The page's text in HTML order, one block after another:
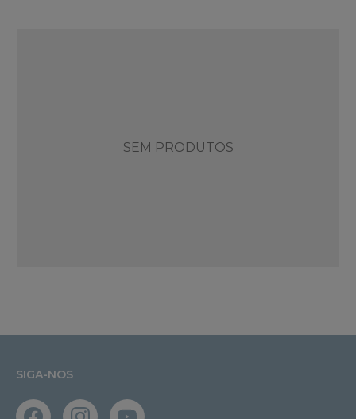
SEM PRODUTOS
SIGA-NOS